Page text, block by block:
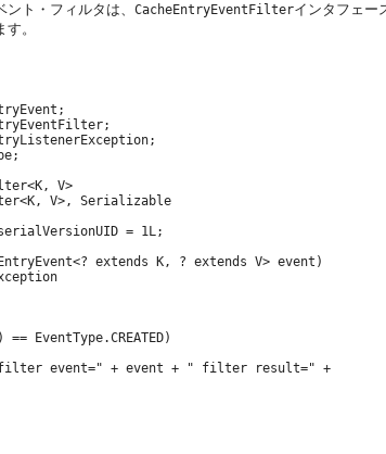
ト・フィルタは、 CacheEntryEventFilterインタフェー
。
V>
V>, Serializable
= 1L;
extends K, ? extends V> event)
== EventType.CREATED)
event=" + event + " filter result=" +